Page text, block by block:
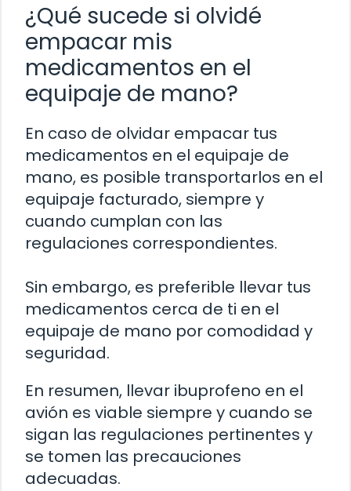
¿Qué sucede si olvidé
empacar mis
medicamentos en el
equipaje de mano?
En caso de olvidar empacar tus
medicamentos en el equipaje de
mano, es posible transportarlos en el
equipaje facturado, siempre y
cuando cumplan con las
regulaciones correspondientes.
Sin embargo, es preferible llevar tus
medicamentos cerca de ti en el
equipaje de mano por comodidad y
seguridad.
En resumen, llevar ibuprofeno en el
avión es viable siempre y cuando se
sigan las regulaciones pertinentes y
se tomen las precauciones
adecuadas.